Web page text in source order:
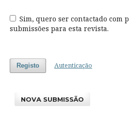
Sim, quero ser contactado com pedidos de revisão a
submissões para esta revista.
Registo Autenticação
NOVA SUBMISSÃO